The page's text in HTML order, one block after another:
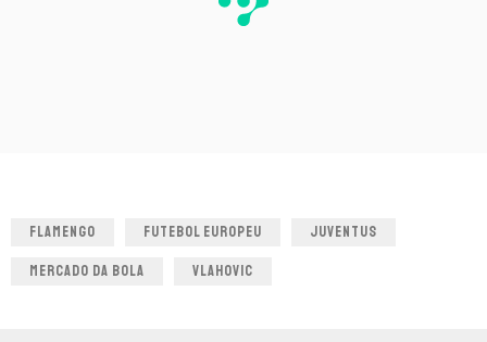
FLAMENGO FUTEBOL EUROPEU JUVENTUS
MERCADO DA BOLA VLAHOVIC